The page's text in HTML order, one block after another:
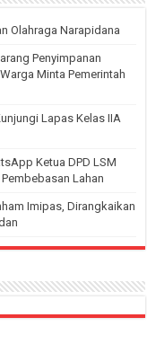
Olahraga Narapidana
Penyimpanan
Minta Pemerintah
Lapas Kelas IIA
Ketua DPD LSM
Lahan
Imipas, Dirangkaikan